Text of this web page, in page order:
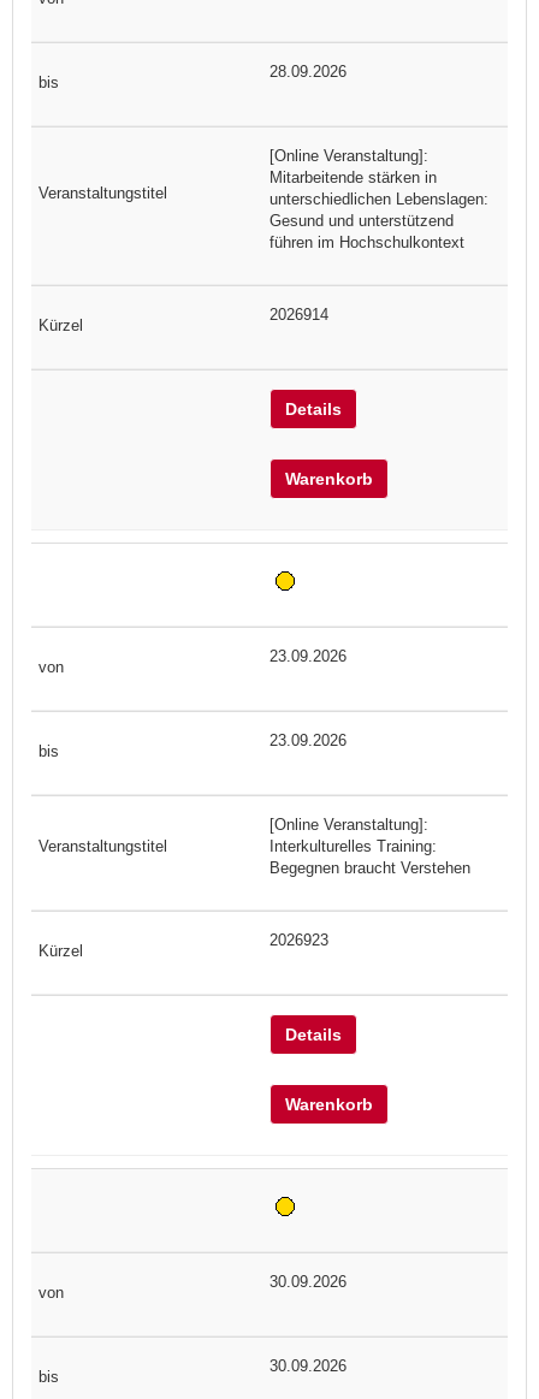
28.09.2026
[Online Veranstaltung]:
Mitarbeitende stärken in
unterschiedlichen Lebenslagen:
Gesund und unterstützend
führen im Hochschulkontext
2026914
Details
Warenkorb
23.09.2026
23.09.2026
[Online Veranstaltung]:
Interkulturelles Training:
Begegnen braucht Verstehen
2026923
Details
Warenkorb
30.09.2026
30.09.2026